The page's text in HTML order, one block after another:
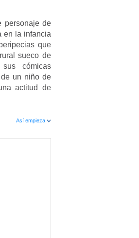
personaje de
en la infancia
que
sueco de
cómicas
un niño de
actitud de
Así empieza